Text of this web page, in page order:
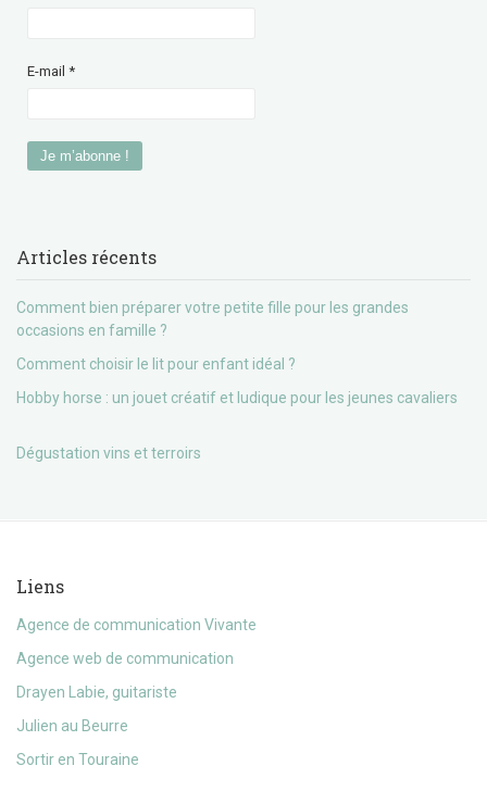
E-mail *
Articles récents
Comment bien préparer votre petite fille pour les grandes
occasions en famille ?
Comment choisir le lit pour enfant idéal ?
Hobby horse : un jouet créatif et ludique pour les jeunes cavaliers
Dégustation vins et terroirs
Liens
Agence de communication Vivante
Agence web de communication
Drayen Labie, guitariste
Julien au Beurre
Sortir en Touraine